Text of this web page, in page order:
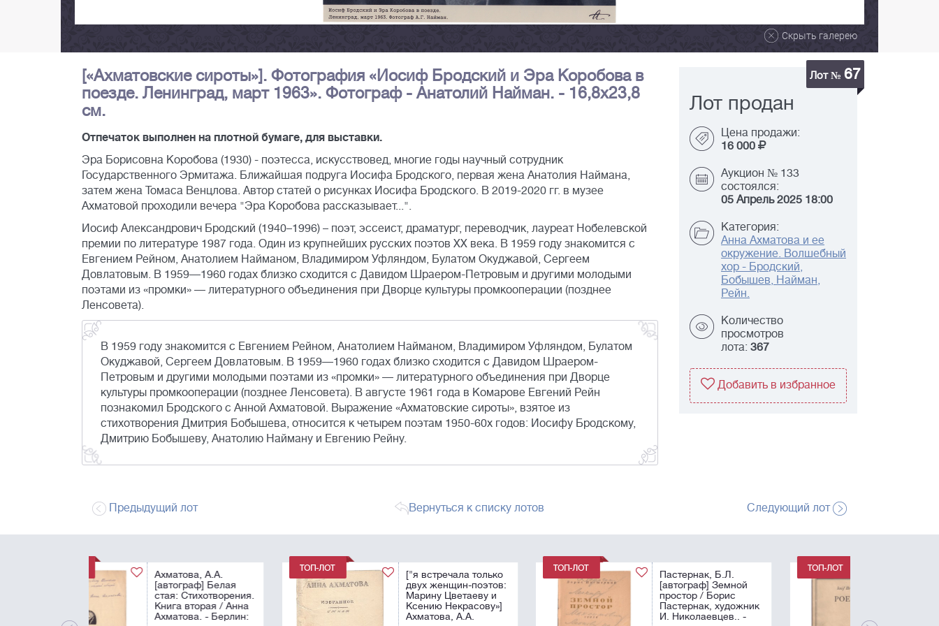
Скрыть галерею
[«Ахматовские сироты»]. Фотография «Иосиф Бродский и Эра Коробова в
поезде. Ленинград, март 1963». Фотограф - Анатолий Найман. - 16,8х23,8
см.
Отпечаток выполнен на плотной бумаге, для выставки.
Эра Борисовна Коробова (1930) - поэтесса, искусствовед, многие годы научный сотрудник
Государственного Эрмитажа. Ближайшая подруга Иосифа Бродского, первая жена Анатолия Наймана,
затем жена Томаса Венцлова. Автор статей о рисунках Иосифа Бродского. В 2019-2020 гг. в музее
Ахматовой проходили вечера "Эра Коробова рассказывает...".
Иосиф Александрович Бродский (1940–1996) – поэт, эссеист, драматург, переводчик, лауреат Нобелевской
премии по литературе 1987 года. Один из крупнейших русских поэтов XX века. В 1959 году знакомится с
Евгением Рейном, Анатолием Найманом, Владимиром Уфляндом, Булатом Окуджавой, Сергеем
Довлатовым. В 1959—1960 годах близко сходится с Давидом Шраером-Петровым и другими молодыми
поэтами из «промки» — литературного объединения при Дворце культуры промкооперации (позднее
Ленсовета).
В 1959 году знакомится с Евгением Рейном, Анатолием Найманом, Владимиром Уфляндом, Булатом
Окуджавой, Сергеем Довлатовым. В 1959—1960 годах близко сходится с Давидом Шраером-
Петровым и другими молодыми поэтами из «промки» — литературного объединения при Дворце
культуры промкооперации (позднее Ленсовета). В августе 1961 года в Комарове Евгений Рейн
познакомил Бродского с Анной Ахматовой. Выражение «Ахматовские сироты», взятое из
стихотворения Дмитрия Бобышева, относится к четырем поэтам 1950-60х годов: Иосифу Бродскому,
Дмитрию Бобышеву, Анатолию Найману и Евгению Рейну.
Лот № 67
Лот продан
Цена продажи:
16 000
Аукцион № 133
состоялся:
05 Апрель 2025 18:00
Категория:
Анна Ахматова и ее
окружение. Волшебный
хор - Бродский,
Бобышев, Найман,
Рейн.
Количество
просмотров
лота: 367
Добавить в избранное
Предыдущий лот Вернуться к списку лотов Следующий лот
["я встречала только
двух женщин-поэтов:
Марину Цветаеву и
Ксению Некрасову»]
Ахматова, А.А.
Пастернак, Б.Л.
[автограф] Земной
простор / Борис
Пастернак, художник
И. Николаевцев.. -
[Бродский, И.А.
[автограф поэтессе
Э. Шац]. Поэзия :
1972-1985]. Brodskij,
I. Poesie: 1972-1985 /